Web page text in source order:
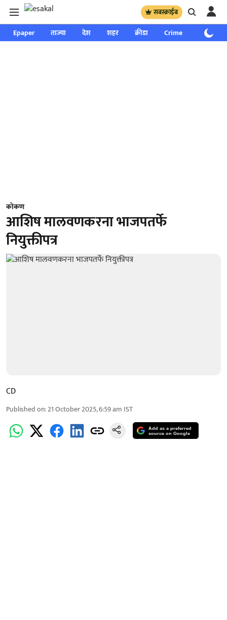
सबस्क्राईब
Epaper ताज्या देश शहर क्रीडा Crime साप्ताहिक
कोकण
आशिष मालवणकरना भाजपतर्फे
नियुक्तीपत्र
CD
Published on:21 October 2025, 6:59 am IST
Add as a preferred
source on Google